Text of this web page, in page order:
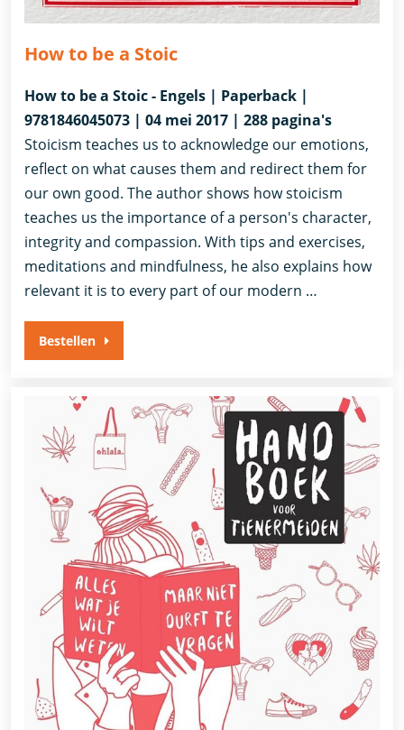
How to be a Stoic
How to be a Stoic - Engels | Paperback |
9781846045073 | 04 mei 2017 | 288 pagina's
Stoicism teaches us to acknowledge our emotions,
reflect on what causes them and redirect them for
our own good. The author shows how stoicism
teaches us the importance of a person's character,
integrity and compassion. With tips and exercises,
meditations and mindfulness, he also explains how
relevant it is to every part of our modern …
Bestellen